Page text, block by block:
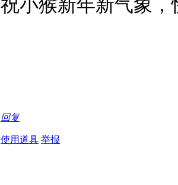
祝小猴新年新气象
回复
使用道具 举报